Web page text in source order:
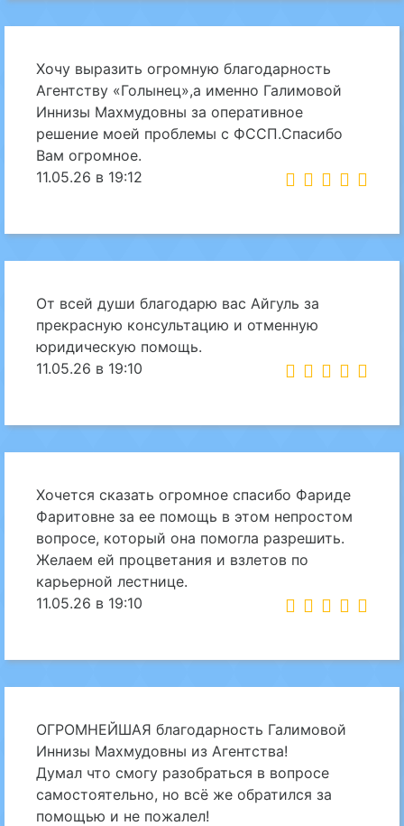
Хочу выразить огромную благодарность
Агентству «Голынец»,а именно Галимовой
Иннизы Махмудовны за оперативное
решение моей проблемы с ФССП.Спасибо
Вам огромное.
11.05.26 в 19:12
От всей души благодарю вас Айгуль за
прекрасную консультацию и отменную
юридическую помощь.
11.05.26 в 19:10
Хочется сказать огромное спасибо Фариде
Фаритовне за ее помощь в этом непростом
вопросе, который она помогла разрешить.
Желаем ей процветания и взлетов по
карьерной лестнице.
11.05.26 в 19:10
ОГРОМНЕЙШАЯ благодарность Галимовой
Иннизы Махмудовны из Агентства!
Думал что смогу разобраться в вопросе
самостоятельно, но всё же обратился за
помощью и не пожалел!